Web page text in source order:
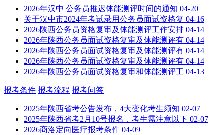
2026年汉中 公务员推迟体能测评时间的通知 04-20
关于汉中市2024年考试录用公务员面试资格复 04-16
2026陕西公务员资格复审及体能测评工作安排 04-14
2026年陕西公务员面试资格复审及体能测评有 04-14
2026年陕西公务员面试资格复审及体能测评有 04-14
2026年陕西公务员面试资格复审及体能测评有 04-14
2026年陕西公务员面试资格复审和体能测评工 04-13
报考条件 报考流程 报考问答
2025年陕西省考公告发布，4大变化考生须知 02-07
2025年陕西省考2月10号报名，考生需注意以下 02-07
2026商洛定向医疗报考条件 04-09